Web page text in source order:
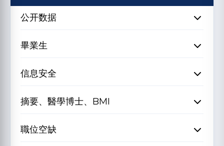
公开数据
畢業生
信息安全
摘要、醫學博士、BMI
職位空缺